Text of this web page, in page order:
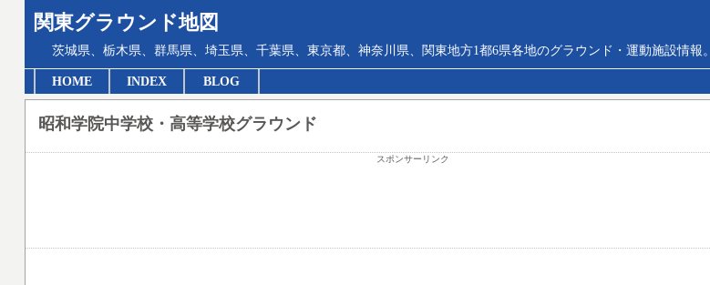
関東グラウンド地図
茨城県、栃木県、群馬県、埼玉県、千葉県、東京都、神奈川県、関東地方1都6県各地のグラウンド・運動施設情報。
HOME INDEX BLOG
昭和学院中学校・高等学校グラウンド
スポンサーリンク